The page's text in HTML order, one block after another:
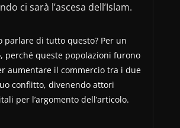
ci sarà l’ascesa dell’Islam.
parlare di tutto questo? Per un
perché queste popolazioni furono
aumentare il commercio tra i due
conflitto, divenendo attori
per l’argomento dell’articolo.